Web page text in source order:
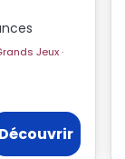
Découvrir